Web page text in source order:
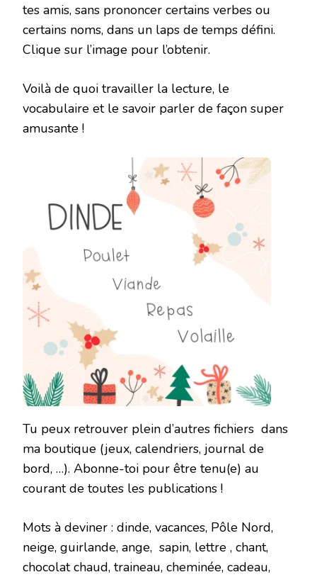
tes amis, sans prononcer certains verbes ou
certains noms, dans un laps de temps défini.
Clique sur l’image pour l’obtenir.
Voilà de quoi travailler la lecture, le
vocabulaire et le savoir parler de façon super
amusante !
Tu peux retrouver plein d’autres fichiers dans
ma boutique (jeux, calendriers, journal de
bord, …). Abonne-toi pour être tenu(e) au
courant de toutes les publications !
Mots à deviner : dinde, vacances, Pôle Nord,
neige, guirlande, ange, sapin, lettre , chant,
chocolat chaud, traineau, cheminée, cadeau,